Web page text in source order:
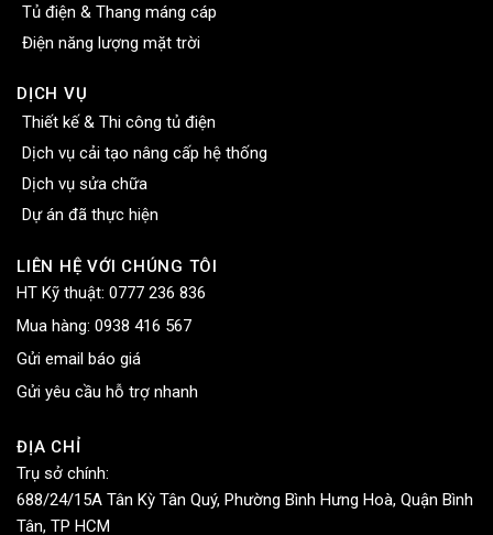
Tủ điện & Thang máng cáp
Điện năng lượng mặt trời
DỊCH VỤ
Thiết kế & Thi công tủ điện
Dịch vụ cải tạo nâng cấp hệ thống
Dịch vụ sửa chữa
Dự án đã thực hiện
LIÊN HỆ VỚI CHÚNG TÔI
HT Kỹ thuật: 0777 236 836
Mua hàng: 0938 416 567
Gửi email báo giá
Gửi yêu cầu hỗ trợ nhanh
ĐỊA CHỈ
Trụ sở chính:
688/24/15A Tân Kỳ Tân Quý, Phường Bình Hưng Hoà, Quận Bình
Tân, TP HCM